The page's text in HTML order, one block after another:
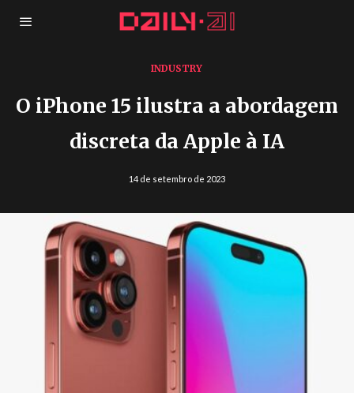
INDUSTRY
O iPhone 15 ilustra a abordagem
discreta da Apple à IA
14 de setembro de 2023